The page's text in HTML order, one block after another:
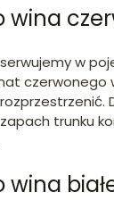
wina
w
czerwonego
trunku
wina